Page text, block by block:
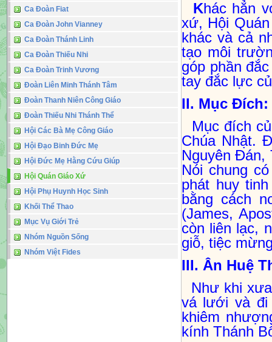
Ca Đoàn Fiat
Ca Đoàn John Vianney
Ca Đoàn Thánh Linh
Ca Đoàn Thiếu Nhi
Ca Đoàn Trinh Vương
Đoàn Liên Minh Thánh Tâm
Đoàn Thanh Niên Công Giáo
Đoàn Thiếu Nhi Thánh Thể
Hội Các Bà Mẹ Công Giáo
Hội Đạo Binh Đức Mẹ
Hội Đức Mẹ Hằng Cứu Giúp
Hội Quán Giáo Xứ
Hội Phụ Huynh Học Sinh
Khối Thể Thao
Mục Vụ Giới Trẻ
Nhóm Nguồn Sống
Nhóm Việt Fides
Khác hẳn
xứ, Hội
khác và cả
tạo môi
góp phần
tay đắc lực
II. Mục Đích:
Mục đích
Chúa Nhật.
Nguyên Đán,
Nói chung
phát huy
bằng cách
(James,
còn liên lạc,
giỗ, tiệc
III. Ân Huệ
Như khi
vá lưới và đi
khiêm
kính Thánh